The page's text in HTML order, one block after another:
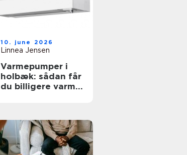
10. june 2026
Linnea Jensen
Varmepumper i
holbæk: sådan får
du billigere varme